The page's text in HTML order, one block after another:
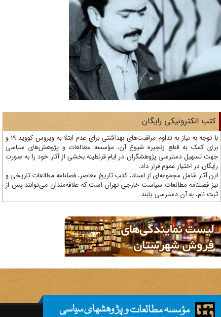
الکترونیکی رایگان
با توجه به نیاز به تداوم مراقبت‌های بهداشتی برای عدم ابتلا به ویروس کووید 19 و
کمک به قطع زنجیره شیوع آن، مؤسسه مطالعات و پژوهش‌های سیاسی
تسهیل دسترسی پژوهشگران در ایام قرنطینه بخشی از آثار خود را به صورت
در اختیار عموم قرار داد.
آثار شامل مجموعه‌ای از اسناد، کتب تاریخ معاصر، فصلنامه‌ مطالعات تاریخی و
فصلنامه مطالعات سیاست خارجی تهران است که علاقه‌مندان می‌توانند پس از
نام، به آن دسترسی یابند.